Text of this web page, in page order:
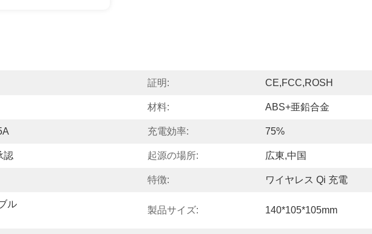
証明: CE,FCC,ROSH
材料: ABS+亜鉛合金
充電効率: 75%
認 起源の場所: 広東,中国
特徴: ワイヤレス Qi 充電
ル
製品サイズ: 140*105*105mm